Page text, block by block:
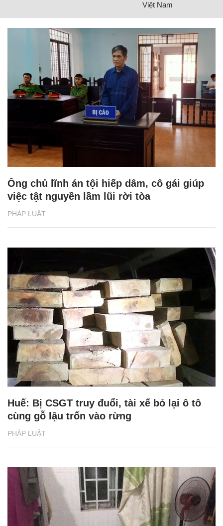
Việt Nam
PHÁP LUẬT
Ông chủ lĩnh án tội hiếp dâm, cô gái giúp
việc tật nguyền lầm lũi rời tòa
PHÁP LUẬT
Huế: Bị CSGT truy đuổi, tài xế bỏ lại ô tô
cùng gỗ lậu trốn vào rừng